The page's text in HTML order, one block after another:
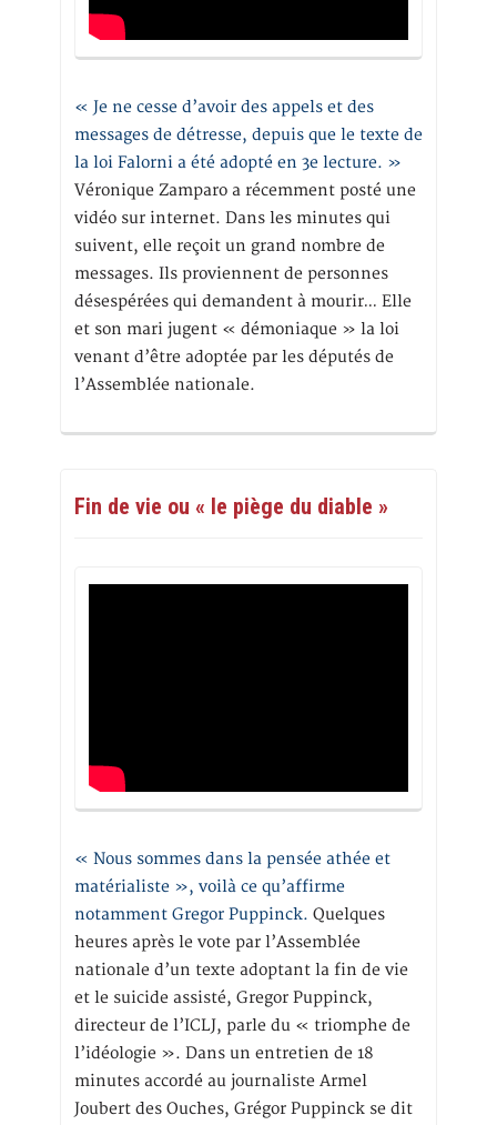
« Je ne cesse d’avoir des appels et des
messages de détresse, depuis que le texte de
la loi Falorni a été adopté en 3e lecture. »
Véronique Zamparo a récemment posté une
vidéo sur internet. Dans les minutes qui
suivent, elle reçoit un grand nombre de
messages. Ils proviennent de personnes
désespérées qui demandent à mourir… Elle
et son mari jugent « démoniaque » la loi
venant d’être adoptée par les députés de
l’Assemblée nationale.
Fin de vie ou « le piège du diable »
« Nous sommes dans la pensée athée et
matérialiste », voilà ce qu’affirme
notamment Gregor Puppinck. Quelques
heures après le vote par l’Assemblée
nationale d’un texte adoptant la fin de vie
et le suicide assisté, Gregor Puppinck,
directeur de l’ICLJ, parle du « triomphe de
l’idéologie ». Dans un entretien de 18
minutes accordé au journaliste Armel
Joubert des Ouches, Grégor Puppinck se dit